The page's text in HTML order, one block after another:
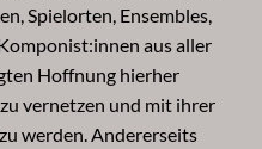
Spielorten, Ensembles,
aus aller
Hoffnung hierher
vernetzen und mit ihrer
werden. Andererseits